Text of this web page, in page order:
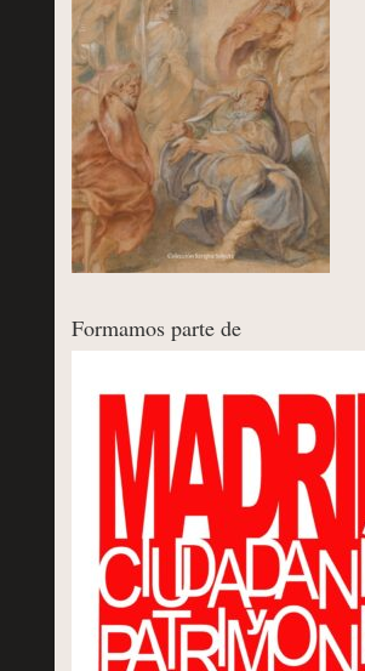
Formamos parte de